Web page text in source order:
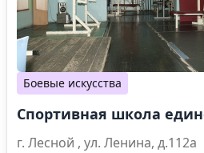
Боевые искусства
Спортивная школа
г. Лесной , ул. Ленина, д.112а